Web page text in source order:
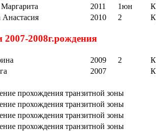
2011 1юн
2010 2
2008г.рождения
2009 2
2007
прохождения транзитной зоны
прохождения транзитной зоны
прохождения транзитной зоны
прохождения транзитной зоны